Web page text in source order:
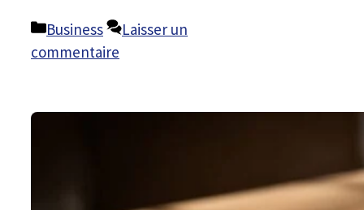
Catégories
Business
Laisser un
commentaire